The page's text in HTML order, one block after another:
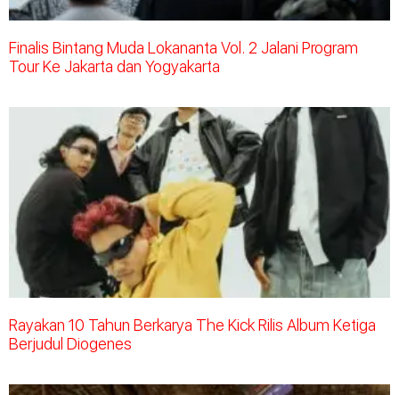
Finalis Bintang Muda Lokananta Vol. 2 Jalani Program
Tour Ke Jakarta dan Yogyakarta
Rayakan 10 Tahun Berkarya The Kick Rilis Album Ketiga
Berjudul Diogenes